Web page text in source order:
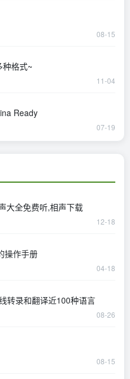
08-15
格式~
11-04
Ready
07-19
大全免费听,相声下载
12-18
操作手册
04-18
转录和翻译近100种语言
08-26
08-15